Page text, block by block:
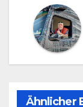
Ähnlicher